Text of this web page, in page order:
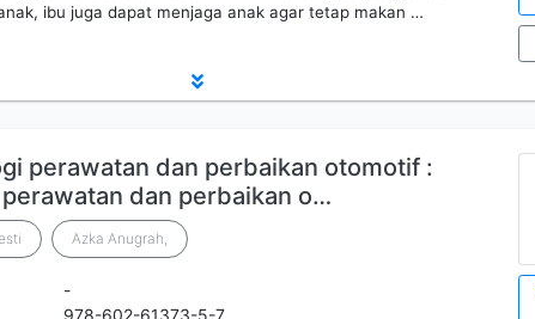
ibu juga dapat menjaga anak agar tetap makan …
perawatan dan perbaikan otomotif :
dan perbaikan o…
Azka Anugrah,
-
978-602-61373-5-7